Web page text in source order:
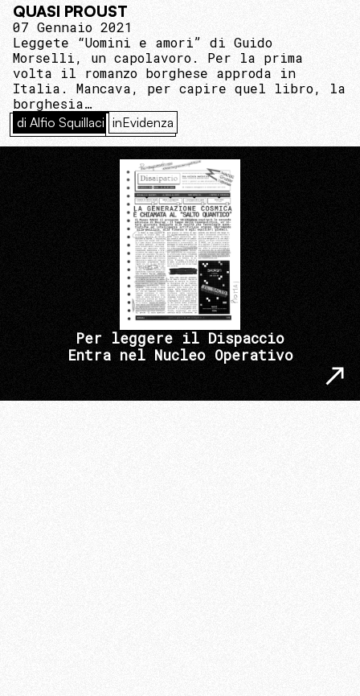
QUASI PROUST
07 Gennaio 2021
Leggete “Uomini e amori” di Guido
Morselli, un capolavoro. Per la prima
volta il romanzo borghese approda in
Italia. Mancava, per capire quel libro, la
borghesia…
di Alfio Squillaci inEvidenza
Per leggere il Dispaccio
Entra nel Nucleo Operativo